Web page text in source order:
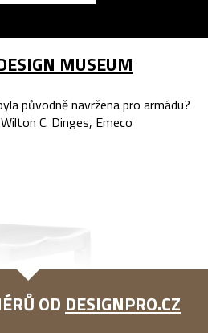
MUSEUM
původně navržena pro armádu?
C. Dinges, Emeco
OD DESIGNPRO.CZ